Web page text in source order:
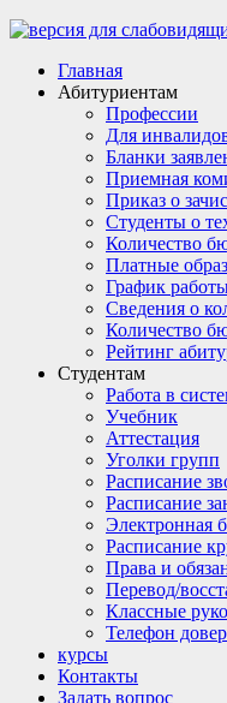
Главная
Абитуриентам
Профессии
Для
Бланки
Приемная
Приказ о
Студенты о
Количество
Платные
График
Сведения о
Количество
Рейтинг
Студентам
Работа в
Учебник
Аттестация
Уголки групп
Расписание
Расписание
Электронная
Расписание
Права и
Перевод/
Классные
Телефон
курсы
Контакты
Задать вопрос